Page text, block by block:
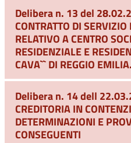
Delibera n. 13 del
CONTRATTO DI
RELATIVO A CENTRO
RESIDENZIALE E
CAVA`` DI REGGIO EMILIA.
Delibera n. 14 dell
CREDITORIA IN
DETERMINAZIONI E
CONSEGUENTI